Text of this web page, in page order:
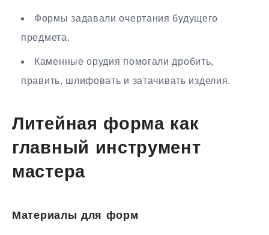
Формы задавали очертания будущего
предмета.
Каменные орудия помогали дробить,
править, шлифовать и затачивать изделия.
Литейная форма как
главный инструмент
мастера
Материалы для форм